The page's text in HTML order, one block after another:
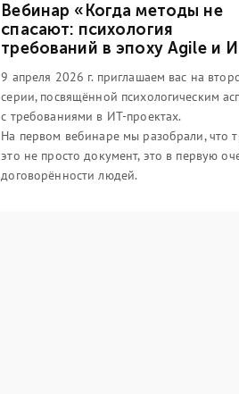
Вебинар «Когда методы не
спасают: психология
требований в эпоху Agile и
9 апреля 2026 г. приглашаем вас на
серии, посвящённой психологическим
с требованиями в ИТ-проектах.
На первом вебинаре мы разобрали, что
это не просто документ, это в первую
договорённости людей.